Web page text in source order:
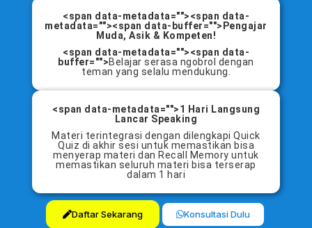
<span data-metadata=""><span data-
metadata=""><span data-buffer="">Pengajar
Muda, Asik & Kompeten!
<span data-metadata=""><span data-
buffer="">Belajar serasa ngobrol dengan
teman yang selalu mendukung.
<span data-metadata="">1 Hari Langsung
Lancar Speaking
Materi terintegrasi dengan dilengkapi Quick
Quiz di akhir sesi untuk memastikan bisa
menyerap materi dan Recall Memory untuk
memastikan seluruh materi bisa terserap
dalam 1 hari
Daftar Sekarang Konsultasi Dulu